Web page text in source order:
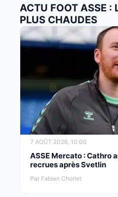
ACTU FOOT ASSE :
PLUS CHAUDES
7 AOÛT 2026, 10:00
ASSE Mercato : Cathro
recrues après Svetlin
Par Fabien Chorlet